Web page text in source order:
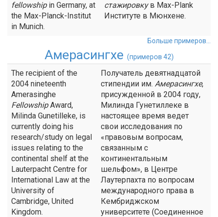
fellowshipin Germany, at
the Max-Planck-Institut
in Munich.
стажировкув Max-Plank
Институте в Мюнхене.
Больше примеров...
Амерасингхе (примеров 42)
The recipient of the
2004 nineteenth
Amerasinghe
FellowshipAward,
Milinda Gunetilleke, is
currently doing his
research/study on legal
issues relating to the
continental shelf at the
Lauterpacht Centre for
International Law at the
University of
Cambridge, United
Kingdom.
Получатель девятнадцатой
стипендии им. Амерасингхе,
присужденной в 2004 году,
Милинда Гунетиллеке в
настоящее время ведет
свои исследования по
«правовым вопросам,
связанным с
континентальным
шельфом», в Центре
Лаутерпахта по вопросам
международного права в
Кембриджском
университете (Соединенное